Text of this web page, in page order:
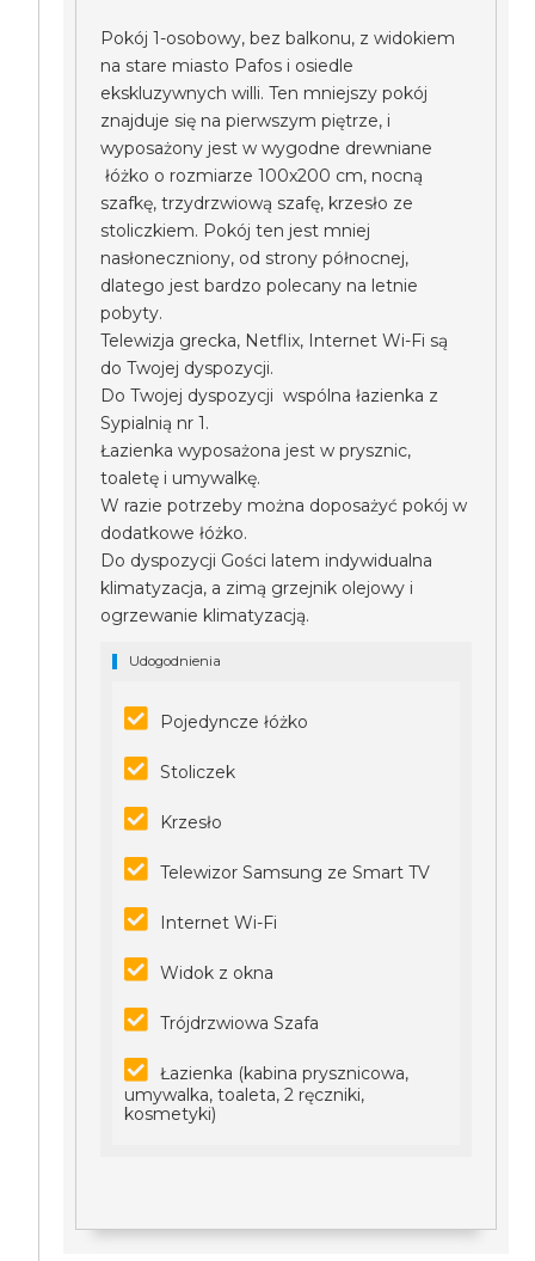
Pokój 1-osobowy, bez balkonu, z widokiem
na stare miasto Pafos i osiedle
ekskluzywnych willi. Ten mniejszy pokój
znajduje się na pierwszym piętrze, i
wyposażony jest w wygodne drewniane
łóżko o rozmiarze 100x200 cm, nocną
szafkę, trzydrzwiową szafę, krzesło ze
stoliczkiem. Pokój ten jest mniej
nasłoneczniony, od strony północnej,
dlatego jest bardzo polecany na letnie
pobyty.
Telewizja grecka, Netflix, Internet Wi-Fi są
do Twojej dyspozycji.
Do Twojej dyspozycji wspólna łazienka z
Sypialnią nr 1.
Łazienka wyposażona jest w prysznic,
toaletę i umywalkę.
W razie potrzeby można doposażyć pokój w
dodatkowe łóżko.
Do dyspozycji Gości latem indywidualna
klimatyzacja, a zimą grzejnik olejowy i
ogrzewanie klimatyzacją.
Udogodnienia
Pojedyncze łóżko
Stoliczek
Krzesło
Telewizor Samsung ze Smart TV
Internet Wi-Fi
Widok z okna
Trójdrzwiowa Szafa
Łazienka (kabina prysznicowa,
umywalka, toaleta, 2 ręczniki,
kosmetyki)